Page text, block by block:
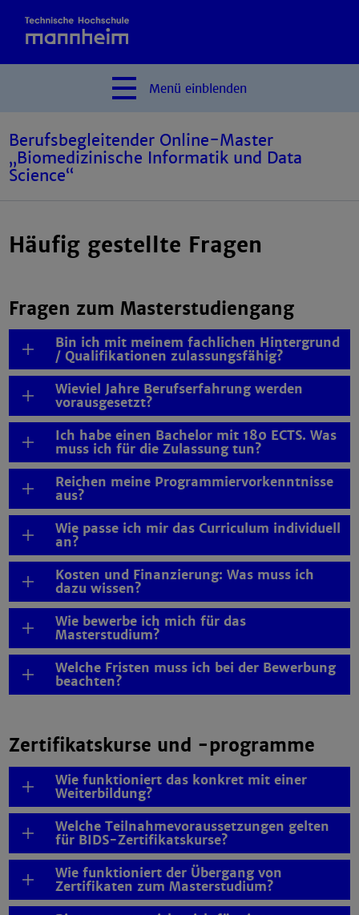
Menü einblenden
Berufsbegleitender Online-Master
„Biomedizinische Informatik und Data
Science“
Häufig gestellte Fragen
Fragen zum Masterstudiengang
Bin ich mit meinem fachlichen Hintergrund
/ Qualifikationen zulassungsfähig?
Wieviel Jahre Berufserfahrung werden
vorausgesetzt?
Ich habe einen Bachelor mit 180 ECTS. Was
muss ich für die Zulassung tun?
Reichen meine Programmiervorkenntnisse
aus?
Wie passe ich mir das Curriculum individuell
an?
Kosten und Finanzierung: Was muss ich
dazu wissen?
Wie bewerbe ich mich für das
Masterstudium?
Welche Fristen muss ich bei der Bewerbung
beachten?
Zertifikatskurse und -programme
Wie funktioniert das konkret mit einer
Weiterbildung?
Welche Teilnahmevoraussetzungen gelten
für BIDS-Zertifikatskurse?
Wie funktioniert der Übergang von
Zertifikaten zum Masterstudium?